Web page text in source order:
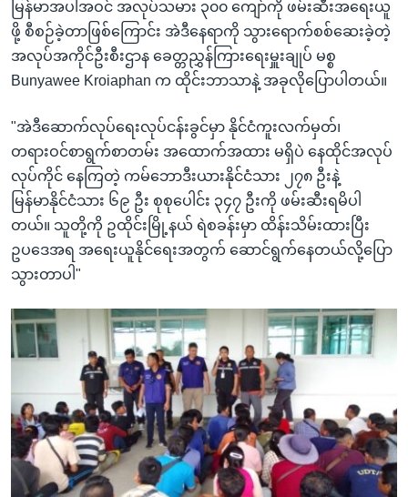
မြန်မာအပါအဝင် အလုပ်သမား ၃၀၀ ကျော်ကို ဖမ်းဆီးအရေးယူ
ဖို့ စီစဉ်ခဲ့တာဖြစ်ကြောင်း အဲဒီနေရာကို သွားရောက်စစ်ဆေးခဲ့တဲ့
အလုပ်အကိုင်ဦးစီးဌာန ခေတ္တညွှန်ကြားရေးမှူးချုပ် မစ္စ
Bunyawee Kroiaphan က ထိုင်းဘာသာနဲ့ အခုလိုပြောပါတယ်။
"အဲဒီဆောက်လုပ်ရေးလုပ်ငန်းခွင်မှာ နိုင်ငံကူးလက်မှတ်၊
တရားဝင်စာရွက်စာတမ်း အထောက်အထား မရှိပဲ နေထိုင်အလုပ်
လုပ်ကိုင် နေကြတဲ့ ကမ်ဘောဒီးယားနိုင်ငံသား ၂၇၈ ဦးနဲ့
မြန်မာနိုင်ငံသား ၆၉ ဦး စုစုပေါင်း ၃၄၇ ဦးကို ဖမ်းဆီးရမိပါ
တယ်။ သူတို့ကို ဥထိုင်းမြို့နယ် ရဲစခန်းမှာ ထိန်းသိမ်းထားပြီး
ဥပဒေအရ အရေးယူနိုင်ရေးအတွက် ဆောင်ရွက်နေတယ်လို့ပြော
သွားတာပါ"